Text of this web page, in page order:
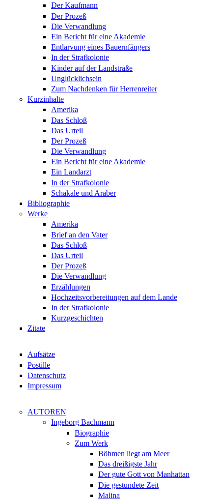
Der Kaufmann
Der Prozeß
Die Verwandlung
Ein Bericht für eine Akademie
Entlarvung eines Bauernfängers
In der Strafkolonie
Kinder auf der Landstraße
Unglücklichsein
Zum Nachdenken für Herrenreiter
Kurzinhalte
Amerika
Das Schloß
Das Urteil
Der Prozeß
Die Verwandlung
Ein Bericht für eine Akademie
Ein Landarzt
In der Strafkolonie
Schakale und Araber
Bibliographie
Werke
Amerika
Brief an den Vater
Das Schloß
Das Urteil
Der Prozeß
Die Verwandlung
Erzählungen
Hochzeitsvorbereitungen auf dem Lande
In der Strafkolonie
Kurzgeschichten
Zitate
Aufsätze
Postille
Datenschutz
Impressum
AUTOREN
Ingeborg Bachmann
Biographie
Zum Werk
Böhmen liegt am Meer
Das dreißigste Jahr
Der gute Gott von Manhattan
Die gestundete Zeit
Malina